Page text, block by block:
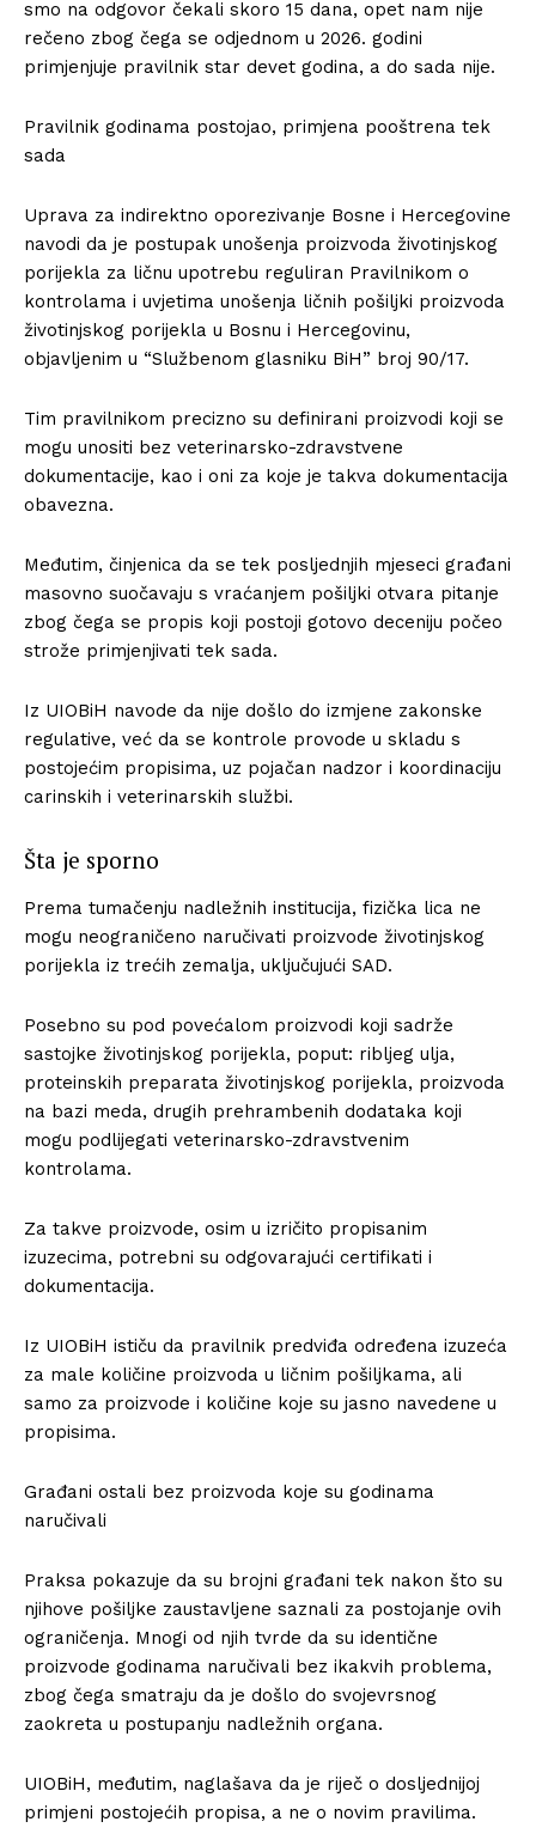
smo na odgovor čekali skoro 15 dana, opet nam nije
rečeno zbog čega se odjednom u 2026. godini
primjenjuje pravilnik star devet godina, a do sada nije.
Pravilnik godinama postojao, primjena pooštrena tek
sada
Uprava za indirektno oporezivanje Bosne i Hercegovine
navodi da je postupak unošenja proizvoda životinjskog
porijekla za ličnu upotrebu reguliran Pravilnikom o
kontrolama i uvjetima unošenja ličnih pošiljki proizvoda
životinjskog porijekla u Bosnu i Hercegovinu,
objavljenim u “Službenom glasniku BiH” broj 90/17.
Tim pravilnikom precizno su definirani proizvodi koji se
mogu unositi bez veterinarsko-zdravstvene
dokumentacije, kao i oni za koje je takva dokumentacija
obavezna.
Međutim, činjenica da se tek posljednjih mjeseci građani
masovno suočavaju s vraćanjem pošiljki otvara pitanje
zbog čega se propis koji postoji gotovo deceniju počeo
strože primjenjivati tek sada.
Iz UIOBiH navode da nije došlo do izmjene zakonske
regulative, već da se kontrole provode u skladu s
postojećim propisima, uz pojačan nadzor i koordinaciju
carinskih i veterinarskih službi.
Šta je sporno
Prema tumačenju nadležnih institucija, fizička lica ne
mogu neograničeno naručivati proizvode životinjskog
porijekla iz trećih zemalja, uključujući SAD.
Posebno su pod povećalom proizvodi koji sadrže
sastojke životinjskog porijekla, poput: ribljeg ulja,
proteinskih preparata životinjskog porijekla, proizvoda
na bazi meda, drugih prehrambenih dodataka koji
mogu podlijegati veterinarsko-zdravstvenim
kontrolama.
Za takve proizvode, osim u izričito propisanim
izuzecima, potrebni su odgovarajući certifikati i
dokumentacija.
Iz UIOBiH ističu da pravilnik predviđa određena izuzeća
za male količine proizvoda u ličnim pošiljkama, ali
samo za proizvode i količine koje su jasno navedene u
propisima.
Građani ostali bez proizvoda koje su godinama
naručivali
Praksa pokazuje da su brojni građani tek nakon što su
njihove pošiljke zaustavljene saznali za postojanje ovih
ograničenja. Mnogi od njih tvrde da su identične
proizvode godinama naručivali bez ikakvih problema,
zbog čega smatraju da je došlo do svojevrsnog
zaokreta u postupanju nadležnih organa.
UIOBiH, međutim, naglašava da je riječ o dosljednijoj
primjeni postojećih propisa, a ne o novim pravilima.